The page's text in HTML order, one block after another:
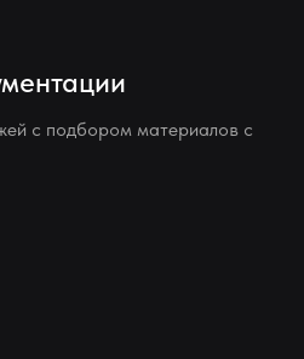
с подбором материалов с